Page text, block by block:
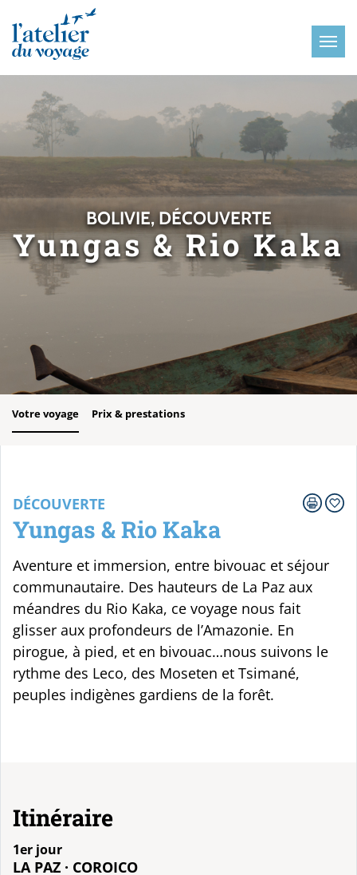
BOLIVIE, DÉCOUVERTE
Yungas & Rio Kaka
Votre voyage Prix & prestations
DÉCOUVERTE
Yungas & Rio Kaka
Aventure et immersion, entre bivouac et séjour
communautaire. Des hauteurs de La Paz aux
méandres du Rio Kaka, ce voyage nous fait
glisser aux profondeurs de l’Amazonie. En
pirogue, à pied, et en bivouac…nous suivons le
rythme des Leco, des Moseten et Tsimané,
peuples indigènes gardiens de la forêt.
Itinéraire
1er jour
LA PAZ · COROICO
Panneau de gestion des cookies